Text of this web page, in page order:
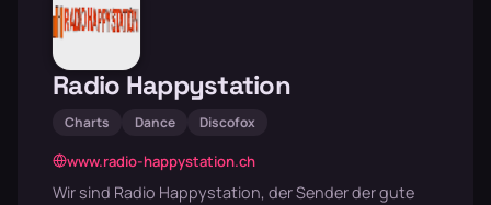
Radio Happystation
Charts Dance Discofox
www.radio-happystation.ch
Wir sind Radio Happystation, der Sender der gute